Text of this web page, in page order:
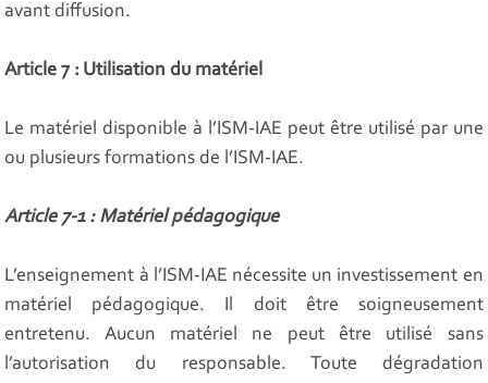
avant diffusion.
Article 7 : Utilisation du matériel
Le matériel disponible à l’ISM-IAE peut être utilisé par une
ou plusieurs formations de l’ISM-IAE.
Article 7-1 : Matériel pédagogique
L’enseignement à l’ISM-IAE nécessite un investissement en
matériel pédagogique. Il doit être soigneusement
entretenu. Aucun matériel ne peut être utilisé sans
l’autorisation du responsable. Toute dégradation